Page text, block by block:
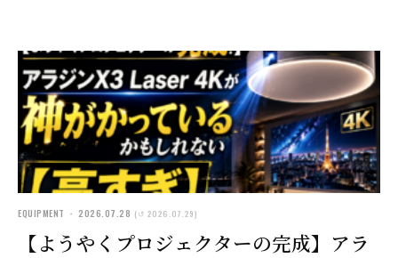
EQUIPMENT ・ 2026.07.28 (↺ 2026.07.29)
【ようやくプロジェクターの完成】アラ